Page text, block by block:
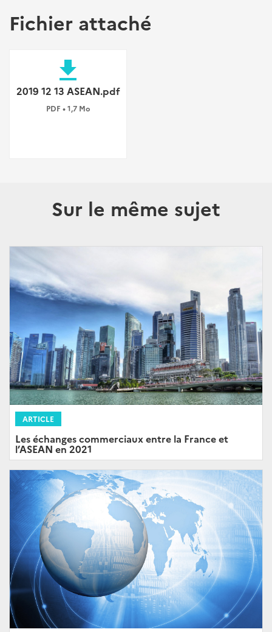
Fichier attaché
file_download
2019 12 13 ASEAN.pdf
PDF • 1,7 Mo
Sur le même sujet
ARTICLE
Les échanges commerciaux entre la France et
l’ASEAN en 2021